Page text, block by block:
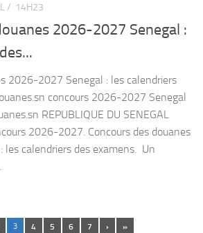
/ 14H23
2026-2027 Senegal :
2026-2027 Senegal : les calendriers
concours 2026-2027 Senegal
REPUBLIQUE DU SENEGAL
2026-2027. Concours des douanes
calendriers des examens. Un
3 4 5 6 7 › »